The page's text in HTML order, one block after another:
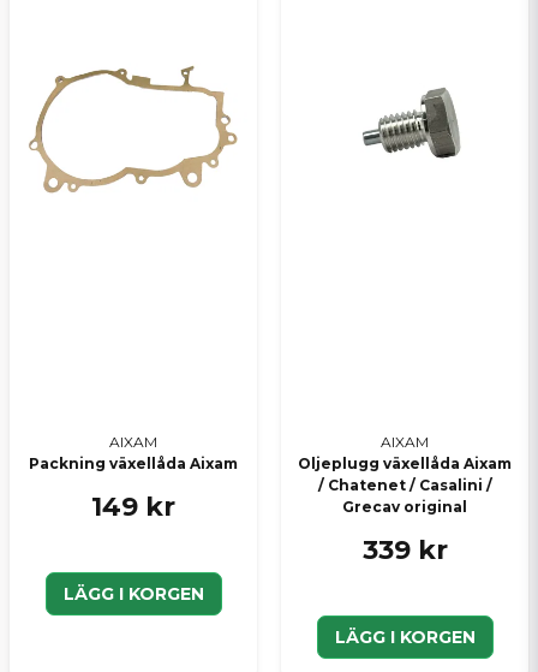
AIXAM
Packning växellåda Aixam
149 kr
LÄGG I KORGEN
AIXAM
Oljeplugg växellåda Aixam
/ Chatenet / Casalini /
Grecav original
339 kr
LÄGG I KORGEN
Skicka en fråga